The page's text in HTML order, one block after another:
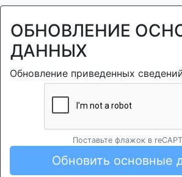
ОБНОВЛЕНИЕ
ДАННЫХ
Обновление приведенных
Поставьте флажок в
Обновить основные